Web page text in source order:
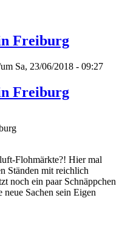
Freiburg
Sa, 23/06/2018 - 09:27
Freiburg
Flohmärkte?! Hier mal
Ständen mit reichlich
noch ein paar Schnäppchen
neue Sachen sein Eigen